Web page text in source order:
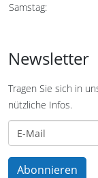
Samstag:
Newsletter
Tragen Sie sich in
nützliche Infos.